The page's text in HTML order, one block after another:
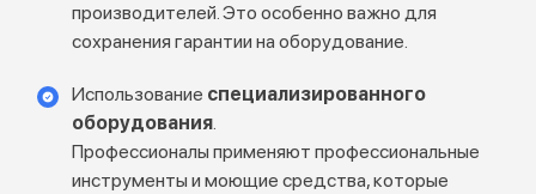
производителей. Это особенно важно для
сохранения гарантии на оборудование.
Использование специализированного
оборудования.
Профессионалы применяют профессиональные
инструменты и моющие средства, которые